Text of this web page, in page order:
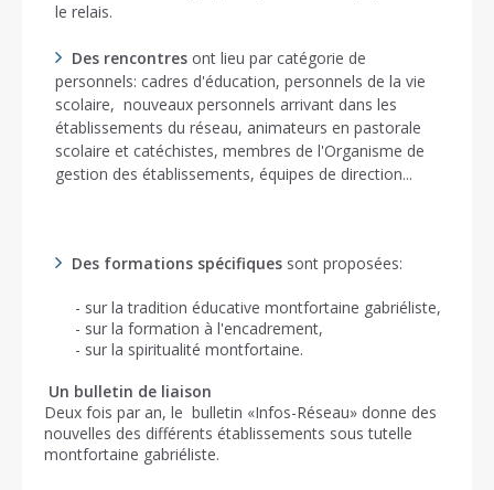
le relais.
Des rencontres ont lieu par catégorie de
personnels: cadres d'éducation, personnels de la vie
scolaire, nouveaux personnels arrivant dans les
établissements du réseau, animateurs en pastorale
scolaire et catéchistes, membres de l'Organisme de
gestion des établissements, équipes de direction...
Des formations spécifiques sont proposées:
- sur la tradition éducative montfortaine gabriéliste,
- sur la formation à l'encadrement,
- sur la spiritualité montfortaine.
Un bulletin de liaison
Deux fois par an, le bulletin «Infos-Réseau» donne des
nouvelles des différents établissements sous tutelle
montfortaine gabriéliste.